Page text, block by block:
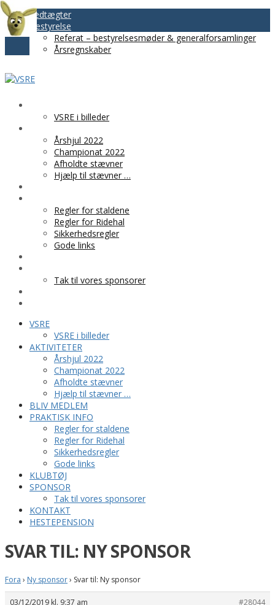
Vedtægter
Bestyrelse
Referat – bestyrelsesmøder & generalforsamlinger
Årsregnskaber
VSRE i billeder
Årshjul 2022
Championat 2022
Afholdte stævner
Hjælp til stævner …
Regler for staldene
Regler for Ridehal
Sikkerhedsregler
Gode links
Tak til vores sponsorer
VSRE
VSRE i billeder
AKTIVITETER
Årshjul 2022
Championat 2022
Afholdte stævner
Hjælp til stævner …
BLIV MEDLEM
PRAKTISK INFO
Regler for staldene
Regler for Ridehal
Sikkerhedsregler
Gode links
KLUBTØJ
SPONSOR
Tak til vores sponsorer
KONTAKT
HESTEPENSION
SVAR TIL: NY SPONSOR
Fora › Ny sponsor› Svar til: Ny sponsor
03/12/2019 kl. 9:37 am
#28044